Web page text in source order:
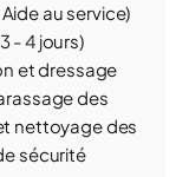
au service)
- 4 jours)
et dressage
des
nettoyage des
sécurité